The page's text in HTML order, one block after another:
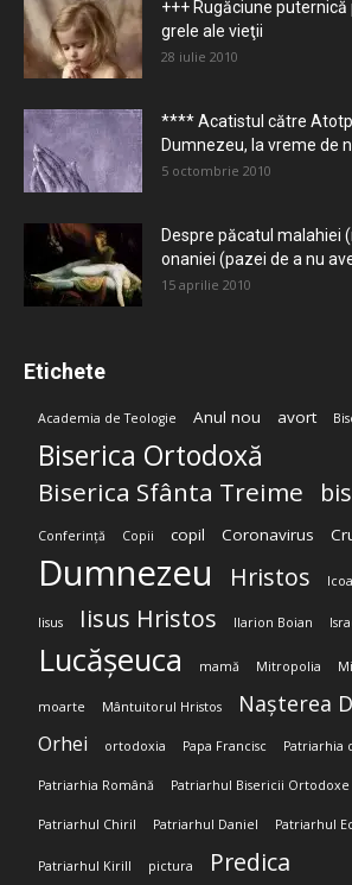
+++ Rugăciune
grele ale vieţii
28 iulie 2010
**** Acatistul către
Dumnezeu, la vreme de
5 octombrie 2010
Despre păcatul malahiei
onaniei (pazei de a nu
15 aprilie 2010
Etichete
Academia de Teologie Anul nou avort
Biserica Ortodoxă
Biserica Sfânta Treime
Conferință Copii copil Coronavirus
Dumnezeu Hristos
Iisus Iisus Hristos Ilarion Boian
Lucășeuca mamă Mitropolia
moarte Mântuitorul Hristos Nașterea
Orhei ortodoxia Papa Francisc Patriarhia
Patriarhia Română Patriarhul Bisericii Ortodoxe
Patriarhul Chiril Patriarhul Daniel Patriarhul
Patriarhul Kirill pictura Predica